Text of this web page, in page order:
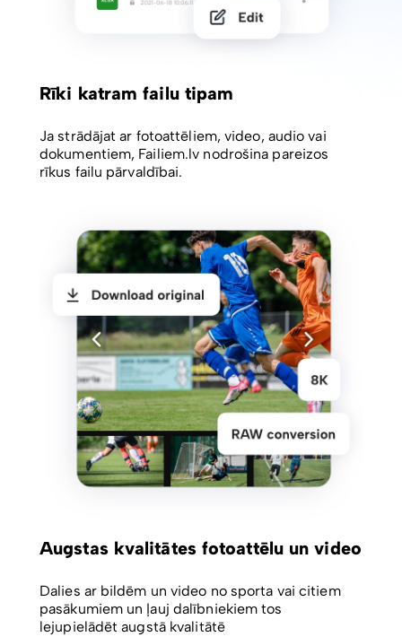
Rīki katram failu tipam
Ja strādājat ar fotoattēliem, video, audio vai
dokumentiem, Failiem.lv nodrošina pareizos
rīkus failu pārvaldībai.
Augstas kvalitātes fotoattēlu un video
Dalies ar bildēm un video no sporta vai citiem
pasākumiem un ļauj dalībniekiem tos
lejupielādēt augstā kvalitātē